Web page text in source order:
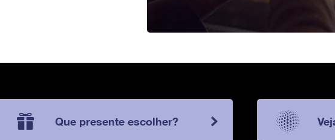
Que presente escolher?